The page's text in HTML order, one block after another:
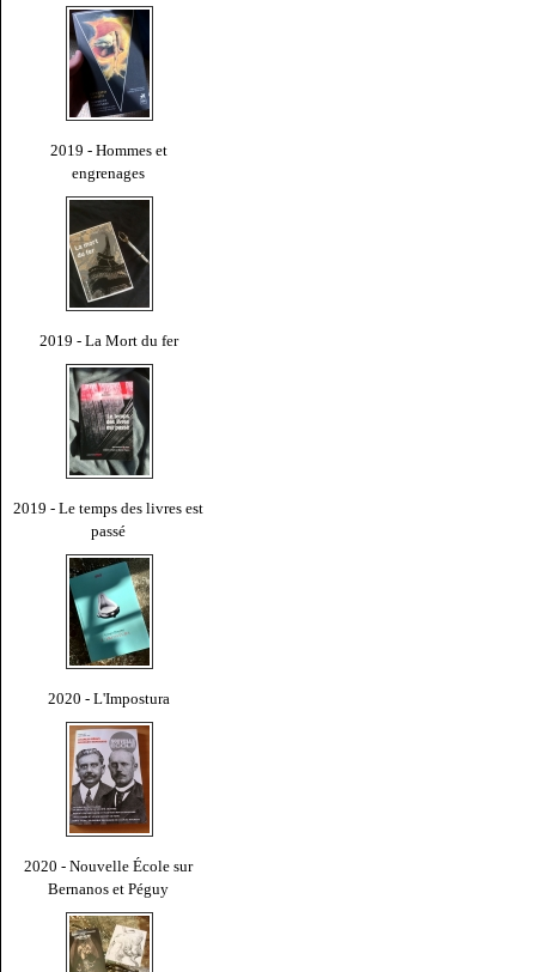
2019 - Hommes et
engrenages
2019 - La Mort du fer
2019 - Le temps des livres est
passé
2020 - L'Impostura
2020 - Nouvelle École sur
Bernanos et Péguy